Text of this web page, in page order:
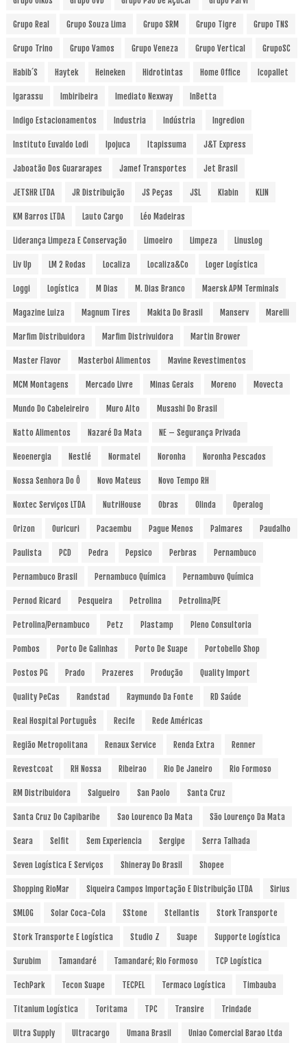
Grupo Real Grupo Souza Lima Grupo SRM Grupo Tigre Grupo TNS
Grupo Trino Grupo Vamos Grupo Veneza Grupo Vertical GrupoSC
Habib´s Haytek Heineken Hidrotintas Home Office Icopallet
Igarassu Imbiribeira Imediato Nexway InBetta
Indigo Estacionamentos Industria Indústria Ingredion
Instituto Euvaldo Lodi Ipojuca Itapissuma J&T Express
Jaboatão Dos Guararapes Jamef Transportes Jet Brasil
JETSHR LTDA JR Distribuição JS Peças JSL Klabin KLIN
KM Barros LTDA Lauto Cargo Léo Madeiras
Liderança Limpeza E Conservação Limoeiro Limpeza LinusLog
Liv Up LM 2 Rodas Localiza Localiza&Co Loger Logística
Loggi Logística M Dias M. Dias Branco Maersk APM Terminals
Magazine Luiza Magnum Tires Makita Do Brasil Manserv Marelli
Marfim Distribuidora Marfim Distrivuidora Martin Brower
Master Flavor Masterboi Alimentos Mavine Revestimentos
MCM Montagens Mercado Livre Minas Gerais Moreno Movecta
Mundo Do Cabeleireiro Muro Alto Musashi Do Brasil
Natto Alimentos Nazaré Da Mata NE – Segurança Privada
Neoenergia Nestlé Normatel Noronha Noronha Pescados
Nossa Senhora Do Ô Novo Mateus Novo Tempo RH
Noxtec Serviços LTDA NutriHouse Obras Olinda Operalog
Orizon Ouricuri Pacaembu Pague Menos Palmares Paudalho
Paulista PCD Pedra Pepsico Perbras Pernambuco
Pernambuco Brasil Pernambuco Química Pernambuvo Química
Pernod Ricard Pesqueira Petrolina Petrolina/PE
Petrolina/Pernambuco Petz Plastamp Pleno Consultoria
Pombos Porto De Galinhas Porto De Suape Portobello Shop
Postos PG Prado Prazeres Produção Quality Import
Quality PeCas Randstad Raymundo Da Fonte RD Saúde
Real Hospital Português Recife Rede Américas
Região Metropolitana Renaux Service Renda Extra Renner
Revestcoat RH Nossa Ribeirao Rio De Janeiro Rio Formoso
RM Distribuidora Salgueiro San Paolo Santa Cruz
Santa Cruz Do Capibaribe Sao Lourenco Da Mata São Lourenço Da Mata
Seara Selfit Sem Experiencia Sergipe Serra Talhada
Seven Logística E Serviços Shineray Do Brasil Shopee
Shopping RioMar Siqueira Campos Importação E Distribuição LTDA Sirius
SMLOG Solar Coca-Cola SStone Stellantis Stork Transporte
Stork Transporte E Logística Studio Z Suape Supporte Logística
Surubim Tamandaré Tamandaré; Rio Formoso TCP Logística
TechPark Tecon Suape TECPEL Termaco Logística Timbauba
Titanium Logística Toritama TPC Transire Trindade
Ultra Supply Ultracargo Umana Brasil Uniao Comercial Barao Ltda